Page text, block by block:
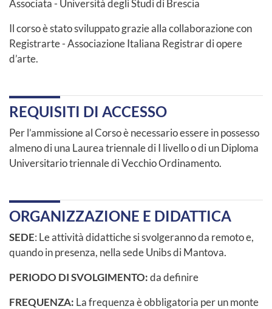
Associata - Università degli Studi di Brescia
Il corso è stato sviluppato grazie alla collaborazione con
Registrarte - Associazione Italiana Registrar di opere
d’arte.
REQUISITI DI ACCESSO
Per l’ammissione al Corso è necessario essere in possesso
almeno di una Laurea triennale di I livello o di un Diploma
Universitario triennale di Vecchio Ordinamento.
ORGANIZZAZIONE E DIDATTICA
SEDE: Le attività didattiche si svolgeranno da remoto e,
quando in presenza, nella sede Unibs di Mantova.
PERIODO DI SVOLGIMENTO:da definire
FREQUENZA: La frequenza è obbligatoria per un monte